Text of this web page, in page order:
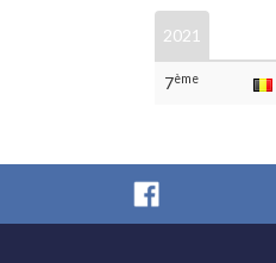
2021
7ème